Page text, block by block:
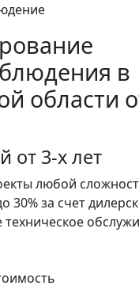
в
области
от 3-х лет
любой
30% за счет
техническое